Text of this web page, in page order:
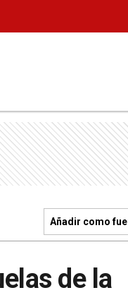
Añadir como
de la